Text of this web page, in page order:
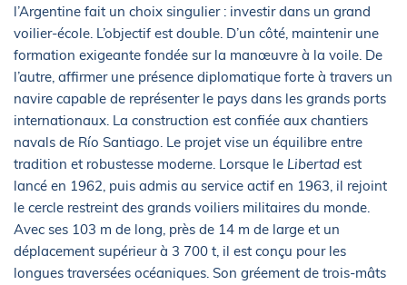
l’Argentine fait un choix singulier : investir dans un grand
voilier-école. L’objectif est double. D’un côté, maintenir une
formation exigeante fondée sur la manœuvre à la voile. De
l’autre, affirmer une présence diplomatique forte à travers un
navire capable de représenter le pays dans les grands ports
internationaux. La construction est confiée aux chantiers
navals de Río Santiago. Le projet vise un équilibre entre
tradition et robustesse moderne. Lorsque le Libertad est
lancé en 1962, puis admis au service actif en 1963, il rejoint
le cercle restreint des grands voiliers militaires du monde.
Avec ses 103 m de long, près de 14 m de large et un
déplacement supérieur à 3 700 t, il est conçu pour les
longues traversées océaniques. Son gréement de trois-mâts